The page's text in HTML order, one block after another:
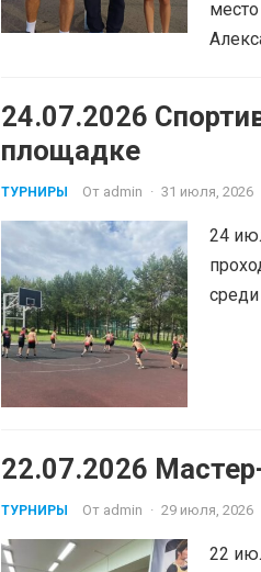
24.07.2026
площадке
ТУРНИРЫ От admin · 31 июля, 2026
24
22.07.2026
ТУРНИРЫ От admin · 29 июля, 2026
22